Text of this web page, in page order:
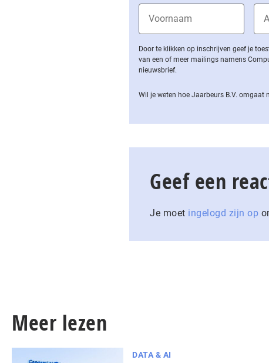
Door te klikken op inschrijven geef je
van een of meer mailings namens
nieuwsbrief.
Wil je weten hoe Jaarbeurs B.V. omgaat
Geef een
Je moet ingelogd zijn op
Meer lezen
DATA & AI